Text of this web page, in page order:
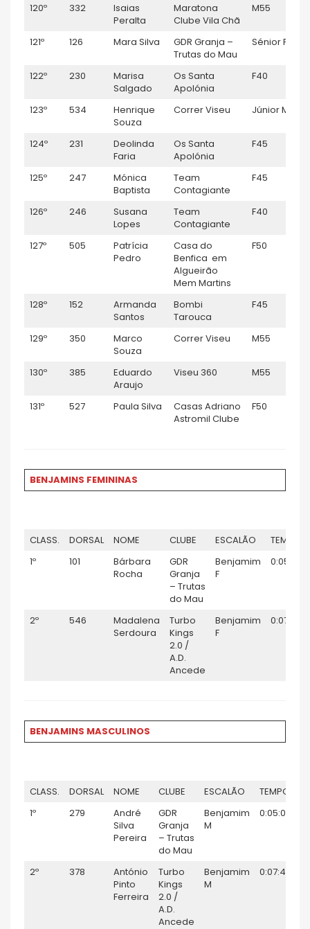
120º 332
Isaias
Peralta
Maratona
Clube Vila Chã
M55
121º 126 Mara Silva
GDR Granja –
Trutas do Mau
Sénior F
122º 230
Marisa
Salgado
Os Santa
Apolónia
F40
123º 534
Henrique
Souza
Correr Viseu Júnior M
124º 231
Deolinda
Faria
Os Santa
Apolónia
F45
125º 247
Mónica
Baptista
Team
Contagiante
F45
126º 246
Susana
Lopes
Team
Contagiante
F40
127º 505
Patrícia
Pedro
Casa do
Benfica em
Algueirão
Mem Martins
F50
128º 152
Armanda
Santos
Bombi
Tarouca
F45
129º 350
Marco
Souza
Correr Viseu M55
130º 385
Eduardo
Araujo
Viseu 360 M55
131º 527 Paula Silva
Casas Adriano
Astromil Clube
F50
BENJAMINS FEMININAS
CLASS. DORSAL NOME CLUBE ESCALÃO
TEMPO
1º
101
Bárbara
Rocha
GDR
Granja
– Trutas
do Mau
Benjamim
F
0:05:29
2º 546
Madalena
Serdoura
Turbo
Kings
2.0 /
A.D.
Ancede
Benjamim
F
0:07:42
BENJAMINS MASCULINOS
CLASS. DORSAL NOME CLUBE ESCALÃO
TEMPO
1º
279
André
Silva
Pereira
GDR
Granja
– Trutas
do Mau
Benjamim
M
0:05:05
2º 378
António
Pinto
Ferreira
Turbo
Kings
2.0 /
A.D.
Ancede
Benjamim
M
0:07:42